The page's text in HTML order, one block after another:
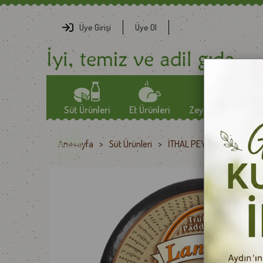
Üye Girişi Üye Ol
Süt Ürünleri
YÖRESEL PEYNİRLER
GURME PEYNİRLER
İTHAL PEYNİRLER
TEREYAĞLAR
Et Ürünleri
SOSİS
JAMBON
KAVURMA
KURU ET
PASTIRMA
Zeytin-Zeytinyağları
ZEYTİN
ÖZEL ZEYTİNLER
ZEYTİNYAĞLARI
Çiftlik
Anasayfa > Süt Ürünleri > İTHAL PEYNİRLER